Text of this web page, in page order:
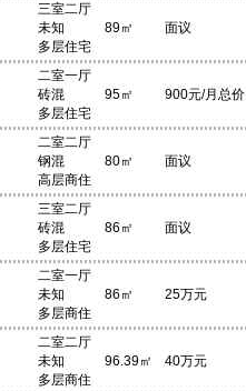
三室二厅
未知
多层住宅
89㎡ 面议
二室一厅
砖混
多层住宅
95㎡ 900元/月总价
二室二厅
钢混
高层商住
80㎡ 面议
三室二厅
砖混
多层住宅
86㎡ 面议
二室一厅
未知
多层商住
86㎡ 25万元
二室二厅
未知
多层商住
96.39㎡ 40万元